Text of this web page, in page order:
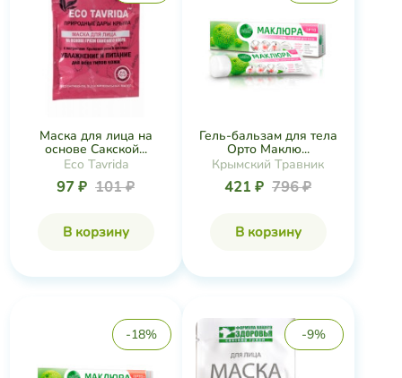
Маска для лица на
основе Сакской...
Eco Tavrida
97 ₽ 101 ₽
В корзину
Гель-бальзам для тела
Орто Маклю...
Крымский Травник
421 ₽ 796 ₽
В корзину
-18% -9%